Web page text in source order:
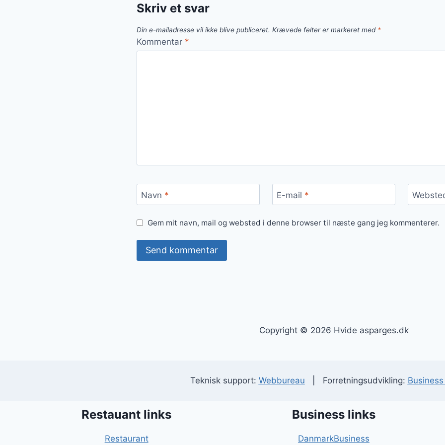
Skriv et svar
Din e-mailadresse vil ikke blive publiceret. Krævede felter er markeret med *
Kommentar *
Navn * E-mail *
Gem mit navn, mail og websted i denne browser til næste gang jeg kommenterer.
Copyright © 2026 Hvide asparges.dk
Teknisk support: Webbureau | Forretningsudvikling:
Restauant links
Restaurant
Business links
DanmarkBusiness